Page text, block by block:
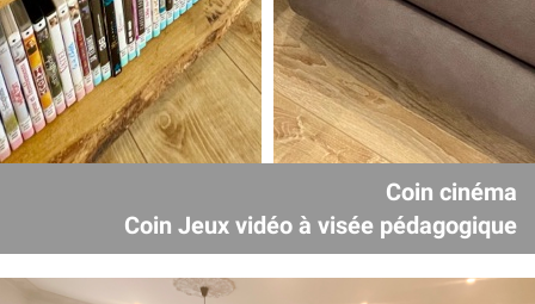
Coin cinéma
Coin Jeux vidéo à visée pédagogique